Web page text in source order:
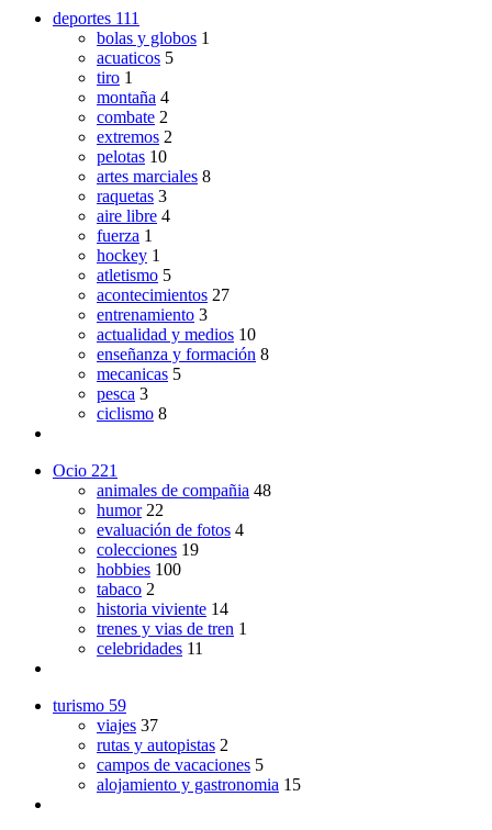
deportes 111
bolas y globos 1
acuaticos 5
tiro 1
montaña 4
combate 2
extremos 2
pelotas 10
artes marciales 8
raquetas 3
aire libre 4
fuerza 1
hockey 1
atletismo 5
acontecimientos 27
entrenamiento 3
actualidad y medios 10
enseñanza y formación 8
mecanicas 5
pesca 3
ciclismo 8
Ocio 221
animales de compañia 48
humor 22
evaluación de fotos 4
colecciones 19
hobbies 100
tabaco 2
historia viviente 14
trenes y vias de tren 1
celebridades 11
turismo 59
viajes 37
rutas y autopistas 2
campos de vacaciones 5
alojamiento y gastronomia 15